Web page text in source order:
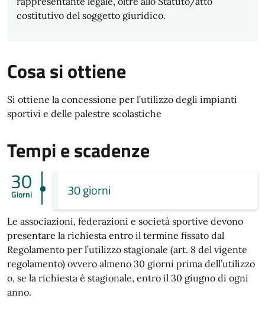
costitutivo del soggetto giuridico.
Cosa si ottiene
Si ottiene la concessione per l'utilizzo degli impianti
sportivi e delle palestre scolastiche
Tempi e scadenze
30
Giorni 30 giorni
Le associazioni, federazioni e società sportive devono
presentare la richiesta entro il termine fissato dal
Regolamento per l’utilizzo stagionale (art. 8 del vigente
regolamento) ovvero almeno 30 giorni prima dell’utilizzo
o, se la richiesta è stagionale, entro il 30 giugno di ogni
anno.